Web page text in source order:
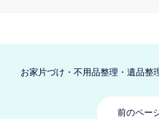
お家片づけ・不用品整理・遺品整
前のペー